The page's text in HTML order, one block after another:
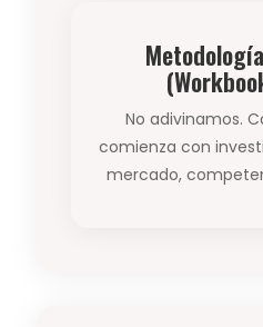
No adivinamos.
comienza con
mercado,